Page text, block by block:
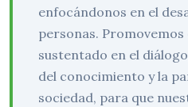
enfocándonos en el
personas.
sustentado en el
del conocimiento y la
sociedad, para que